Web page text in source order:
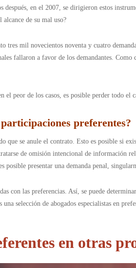
en el 2007, se dirigieron estos
de su mal uso?
tres mil novecientos noventa y cuatro
fallaron a favor de los demandantes. Como
el peor de los casos, es posible perder todo el
preferentes?
que se anule el contrato. Esto es posible si
de omisión intencional de información
presentar una demanda penal,
con las preferencias. Así, se puede
selección de abogados especialistas en
en otras